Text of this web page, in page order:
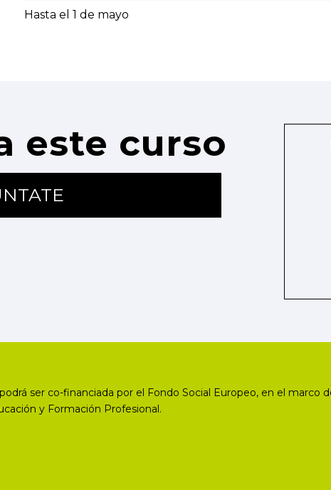
Hasta el 1 de mayo
este curso
ser co-financiada por el Fondo Social Europeo, en el marco
y Formación Profesional.